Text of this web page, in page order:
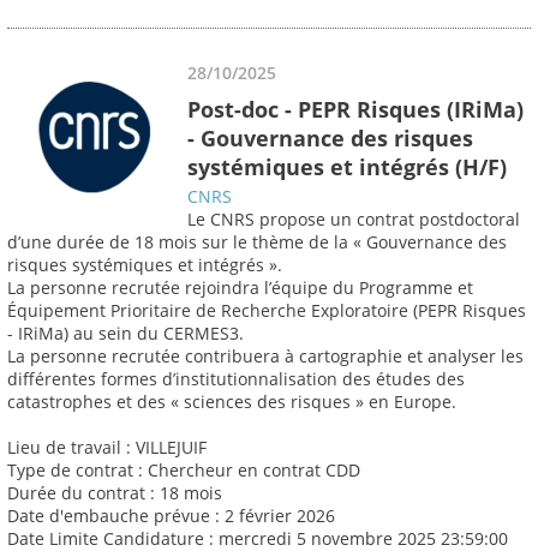
28/10/2025
Post-doc - PEPR Risques (IRiMa)
- Gouvernance des risques
systémiques et intégrés (H/F)
CNRS
Le CNRS propose un contrat postdoctoral
d’une durée de 18 mois sur le thème de la « Gouvernance des
risques systémiques et intégrés ».
La personne recrutée rejoindra l’équipe du Programme et
Équipement Prioritaire de Recherche Exploratoire (PEPR Risques
- IRiMa) au sein du CERMES3.
La personne recrutée contribuera à cartographie et analyser les
différentes formes d’institutionnalisation des études des
catastrophes et des « sciences des risques » en Europe.
Lieu de travail : VILLEJUIF
Type de contrat : Chercheur en contrat CDD
Durée du contrat : 18 mois
Date d'embauche prévue : 2 février 2026
Date Limite Candidature : mercredi 5 novembre 2025 23:59:00